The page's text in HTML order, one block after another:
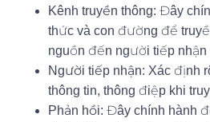
Kênh truyền thông: Đây
thức và con đường để
nguồn đến người tiếp nhận
Người tiếp nhận: Xác định
thông tin, thông điệp khi
Phản hồi: Đây chính hành